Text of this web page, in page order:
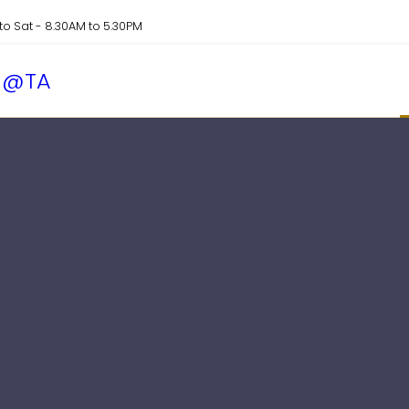
Sat - 8.30AM to 5.30PM
@TA